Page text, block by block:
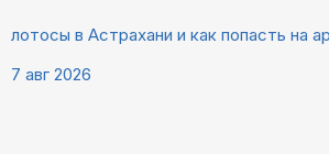
лотосы в Астрахани и как попасть на
7 авг 2026